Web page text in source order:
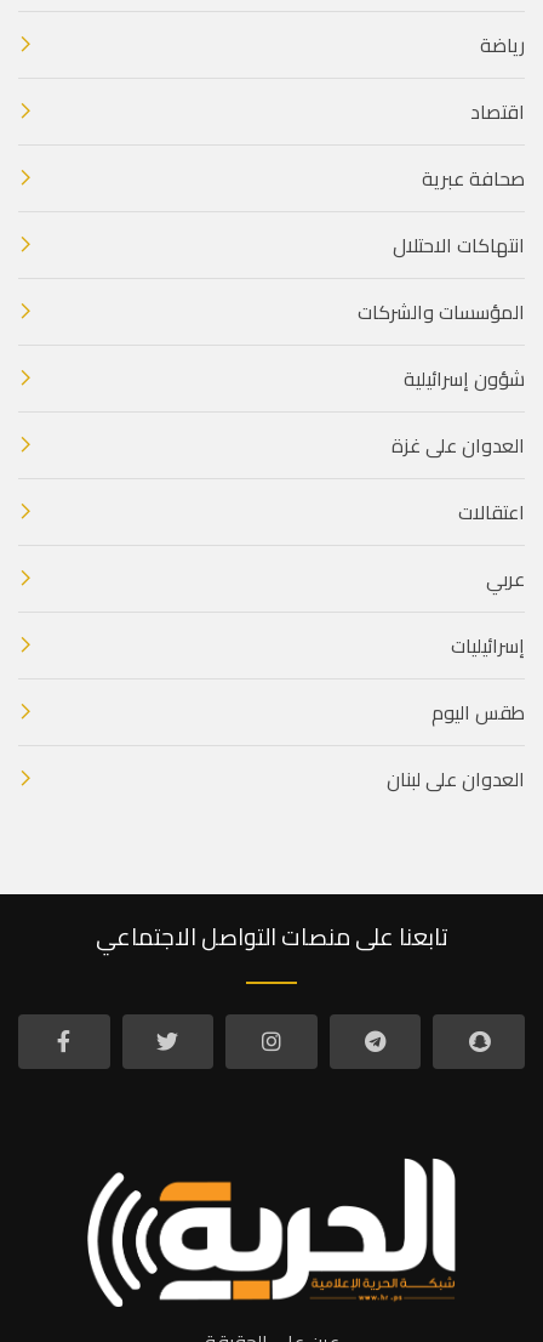
رياضة
اقتصاد
صحافة عبرية
انتهاكات الاحتلال
المؤسسات والشركات
شؤون إسرائيلية
العدوان على غزة
اعتقالات
عربي
إسرائيليات
طقس اليوم
العدوان على لبنان
تابعنا على منصات التواصل الاجتماعي